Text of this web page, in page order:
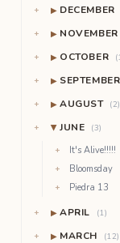
▶ DECEMBER
▶ NOVEMBER
▶ OCTOBER
▶ SEPTEMBER
▶ AUGUST (2)
▶ JUNE (3)
It's Alive!!!!!
Bloomsday
Piedra 13
▶ APRIL (1)
▶ MARCH (12)